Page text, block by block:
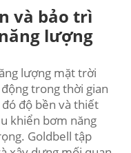
và bảo trì
lượng
lượng mặt trời
trong thời gian
độ bền và thiết
khiển bơm năng
Goldbell tập